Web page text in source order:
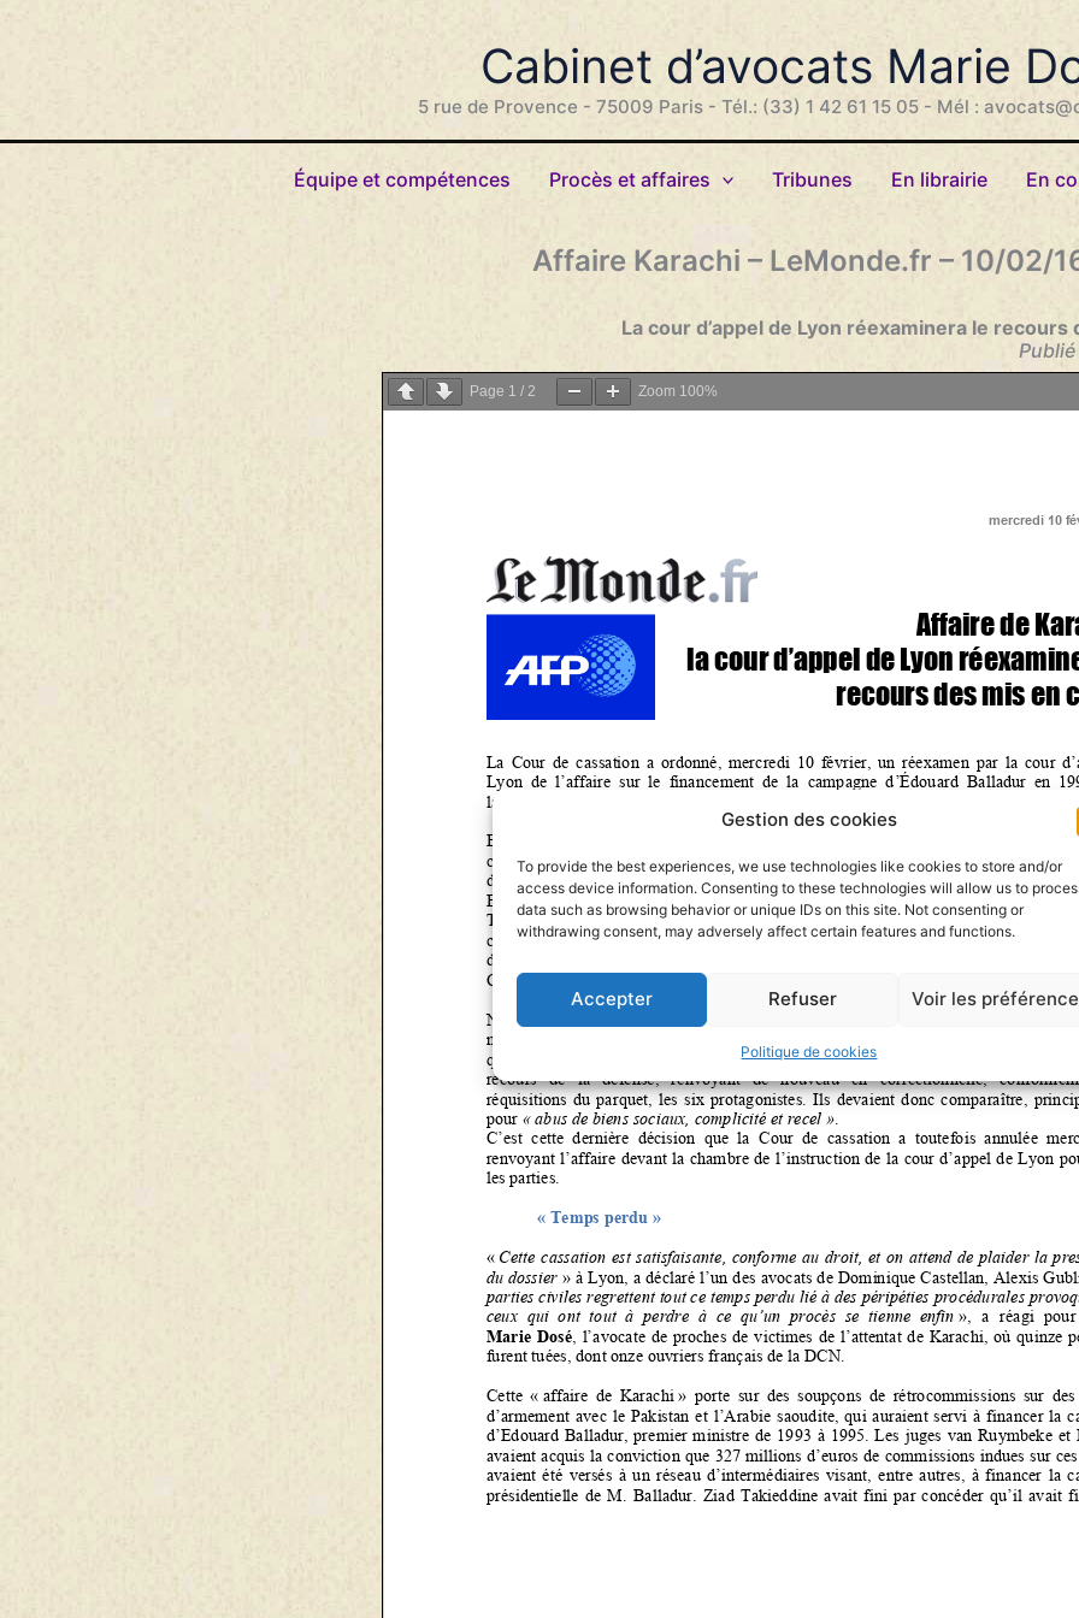
Gestion des cookies
To provide the best experiences, we use technologies like cookies to store and/or
access device information. Consenting to these technologies will allow us to
data such as browsing behavior or unique IDs on this site. Not consenting or
withdrawing consent, may adversely affect certain features and functions.
Accepter Refuser Voir les
Politique de cookies
Aller
Cabinet d’avocats Marie
5 rue de Provence - 75009 Paris - Tél.: (33) 1 42 61 15 05 - Mél :
Équipe et compétences Procès et affaires Tribunes En librairie En
Affaire Karachi – LeMonde.fr – 10/02/
La cour d’appel de Lyon réexaminera le recours
Page 1 / 2 Zoom 100%